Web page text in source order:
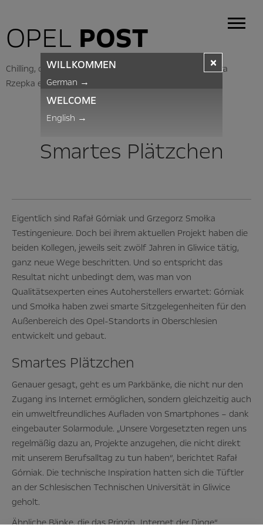
OPEL POST
Chilling, chatting, charging: Polish employee Aleksandra
Rzepka enjoys a break.
Smartes Plätzchen
Eigentlich sind Rafał Górniak und Grzegorz Smołka
Testingenieure. Doch bei ihrem aktuellen Projekt haben die
beiden Kollegen, jeweils seit zwölf Jahren in Gliwice tätig,
ganz neue Wege beschritten. Und so entspricht das
Resultat nicht unbedingt dem, was man von
Qualitätsexperten eines Autoherstellers erwartet: Górniak
und Smołka haben zwei smarte Sitzgelegenheiten für den
Außenbereich des Opel-Standorts in Oberschlesien
entwickelt und gebaut.
Smartes Plätzchen
Genauer gesagt, geht es um Parkbänke, die nicht nur den
Zugang ins Internet ermöglichen, sondern gleichzeitig auch
ein umweltfreundliches Aufladen von Smartphones – dank
eingebauter Solarmodule. „Unsere Vorgesetzten regen uns
regelmäßig dazu an, Projekte anzugehen, die nicht direkt
mit unserem Berufsalltag zu tun haben“, berichtet Rafał
Górniak. Die technische Inspiration hatten sich die Tüftler
an der Schlesischen Technischen Universität in Gliwice
geholt.
Ähnliche Bänke, die das Prinzip „Internet der Dinge“
×
WILLKOMMEN
German →
WELCOME
English →